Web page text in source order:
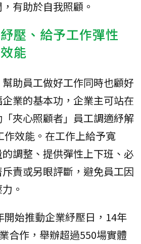
有助於自我照顧。
壓、給予工作彈性
能
助員工做好工作同時也顧好
業的基本功，企業主可站在
夾心照顧者」員工調適紓解
作效能。在工作上給予寬
調整、提供彈性上下班、必
責或另眼評斷，避免員工因
。
開始推動企業紓壓日，14年
合作，舉辦超過550場實體